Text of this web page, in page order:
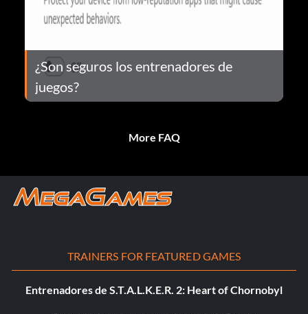
¿Son seguros los entrenadores de
juegos?
More FAQ
TRAINERS FOR FEATURED GAMES
Entrenadores de S.T.A.L.K.E.R. 2: Heart of Chornobyl